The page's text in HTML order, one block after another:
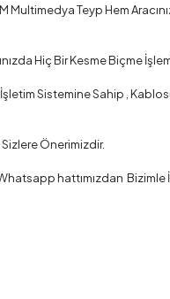
Multimedya Teyp Hem
Hiç Bir Kesme Biçme
Sistemine Sahip ,
Önerimizdir.
hattımızdan